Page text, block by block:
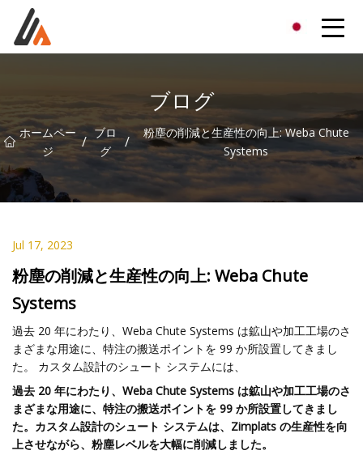
ブログ
ホームペー
ジ
/ ブロ
グ
/
粉塵の削減と生産性の向上: Weba Chute
Systems
Jul 17, 2023
粉塵の削減と生産性の向上: Weba Chute
Systems
過去 20 年にわたり、Weba Chute Systems は鉱山や加工工場のさ
まざまな用途に、特注の搬送ポイントを 99 か所設置してきまし
た。 カスタム設計のシュート システムには、
過去 20 年にわたり、Weba Chute Systems は鉱山や加工工場のさ
まざまな用途に、特注の搬送ポイントを 99 か所設置してきまし
た。 カスタム設計のシュート システムは、Zimplats の生産性を向
上させながら、粉塵レベルを大幅に削減しました。